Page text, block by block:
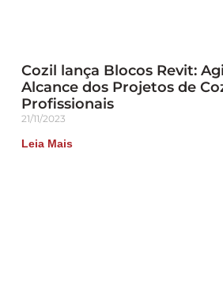
Cozil lança Blocos Revit:
Alcance dos Projetos de
Profissionais
21/11/2023
Leia Mais